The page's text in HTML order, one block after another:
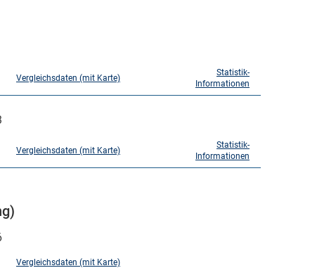
Vergleichsdaten (mit Karte)
Statistik-
Informationen
Vergleichsdaten (mit Karte)
Statistik-
Informationen
Vergleichsdaten (mit Karte)